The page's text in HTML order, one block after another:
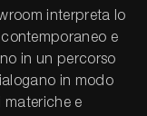
interpreta lo
e
in un percorso
in modo
materiche e